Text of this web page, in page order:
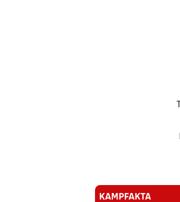
KAMPFAKTA